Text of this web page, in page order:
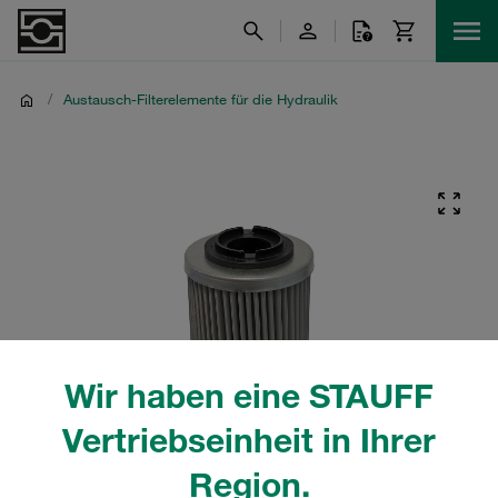
Wir haben eine STAUFF
Vertriebseinheit in Ihrer
Region.
/ Austausch-Filterelemente für die Hydraulik